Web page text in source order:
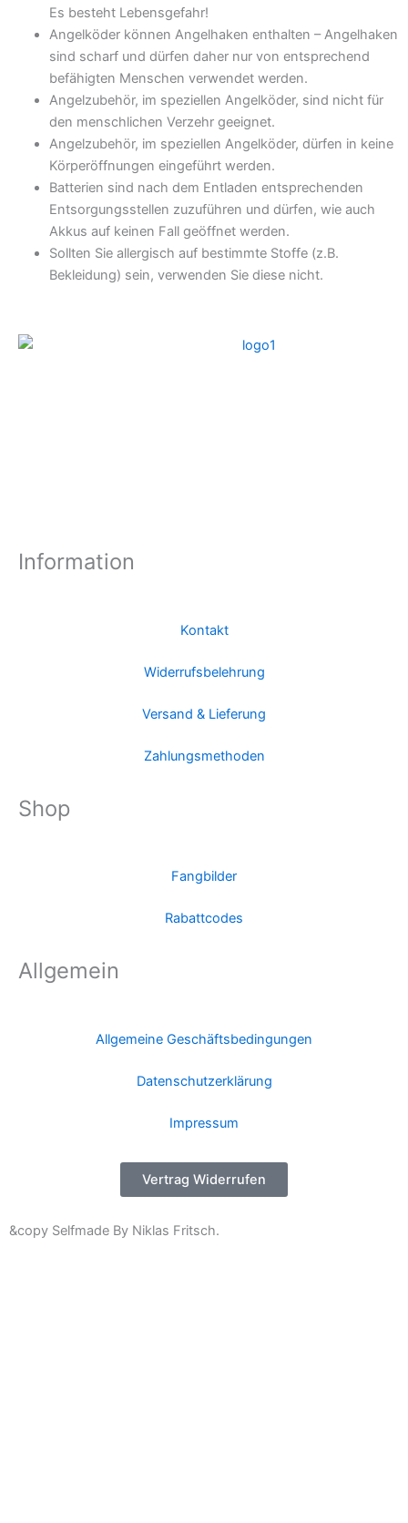
Es besteht Lebensgefahr!
Angelköder können Angelhaken enthalten – Angelhaken
sind scharf und dürfen daher nur von entsprechend
befähigten Menschen verwendet werden.
Angelzubehör, im speziellen Angelköder, sind nicht für
den menschlichen Verzehr geeignet.
Angelzubehör, im speziellen Angelköder, dürfen in keine
Körperöffnungen eingeführt werden.
Batterien sind nach dem Entladen entsprechenden
Entsorgungsstellen zuzuführen und dürfen, wie auch
Akkus auf keinen Fall geöffnet werden.
Sollten Sie allergisch auf bestimmte Stoffe (z.B.
Bekleidung) sein, verwenden Sie diese nicht.
Information
Kontakt
Widerrufsbelehrung
Versand & Lieferung
Zahlungsmethoden
Shop
Fangbilder
Rabattcodes
Allgemein
Allgemeine Geschäftsbedingungen
Datenschutzerklärung
Impressum
Vertrag Widerrufen
&copy Selfmade By Niklas Fritsch.